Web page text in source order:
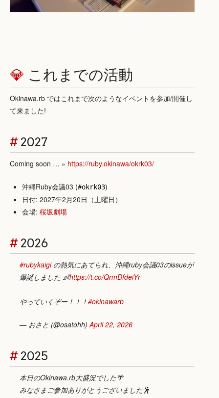
💎 これまでの活動
Okinawa.rb ではこれまで次のようなイベントを参加/開催し
て来ました!
# 2027
Coming soon … » https://ruby.okinawa/okrk03/
沖縄Ruby会議03 (#okrk03)
日付: 2027年2月20日（土曜日）
会場: 桜坂劇場
# 2026
#rubykaigiの熱気にあてられ、沖縄ruby会議03のissueが
爆誕しました 👶https://t.co/QrmDfdeiYr
やっていくぞー！！！ #okinawarb
— おさと (@osatohh)April 22, 2026
# 2025
本日のOkinawa.rb大盛況でした🌴
みなさまご参加ありがとうございました🕺